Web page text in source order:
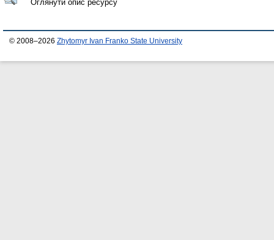
Оглянути опис ресурсу
© 2008–2026 Zhytomyr Ivan Franko State University